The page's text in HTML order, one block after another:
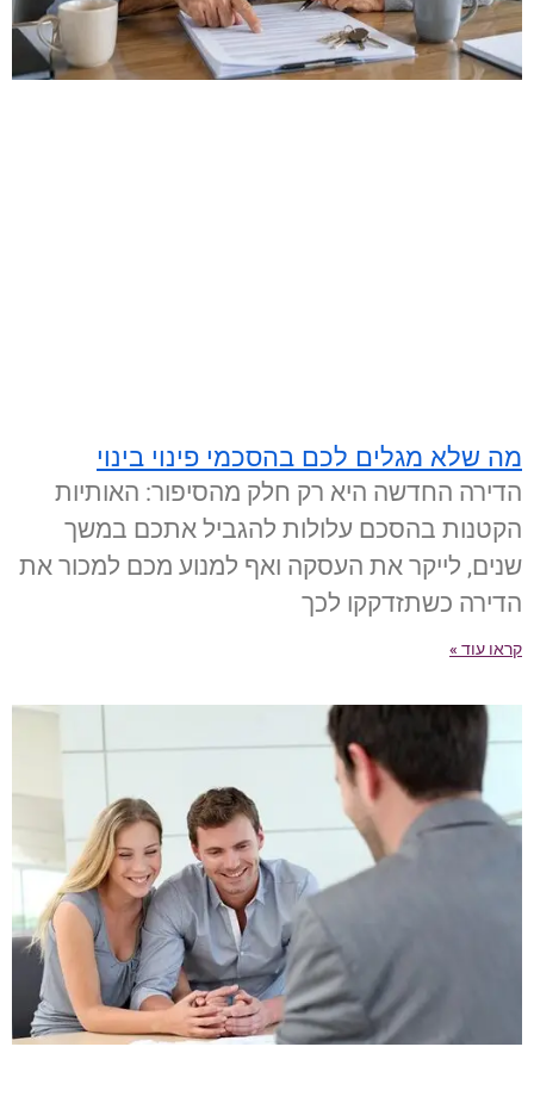
מה שלא מגלים לכם בהסכמי פינוי בינוי
הדירה החדשה היא רק חלק מהסיפור: האותיות
הקטנות בהסכם עלולות להגביל אתכם במשך
שנים, לייקר את העסקה ואף למנוע מכם למכור את
הדירה כשתזדקקו לכך
קראו עוד »